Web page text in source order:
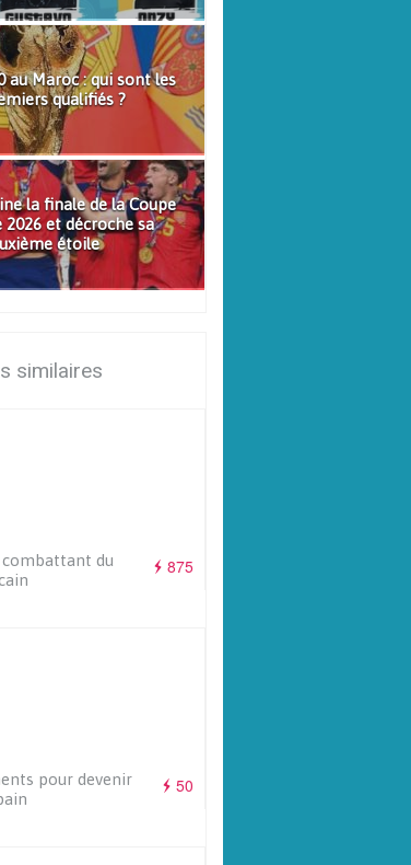
au Maroc : qui sont les
qualifiés ?
la finale de la Coupe
2026 et décroche sa
étoile
similaires
875
combattant du
50
pour devenir